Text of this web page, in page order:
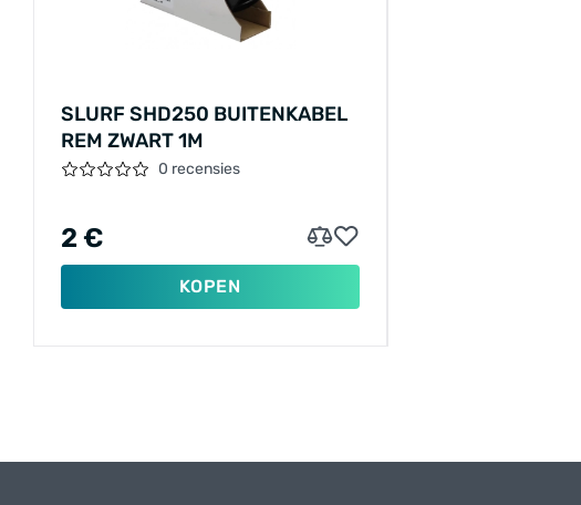
SLURF SHD250 BUITENKABEL
REM ZWART 1M
0 recensies
2 €
KOPEN